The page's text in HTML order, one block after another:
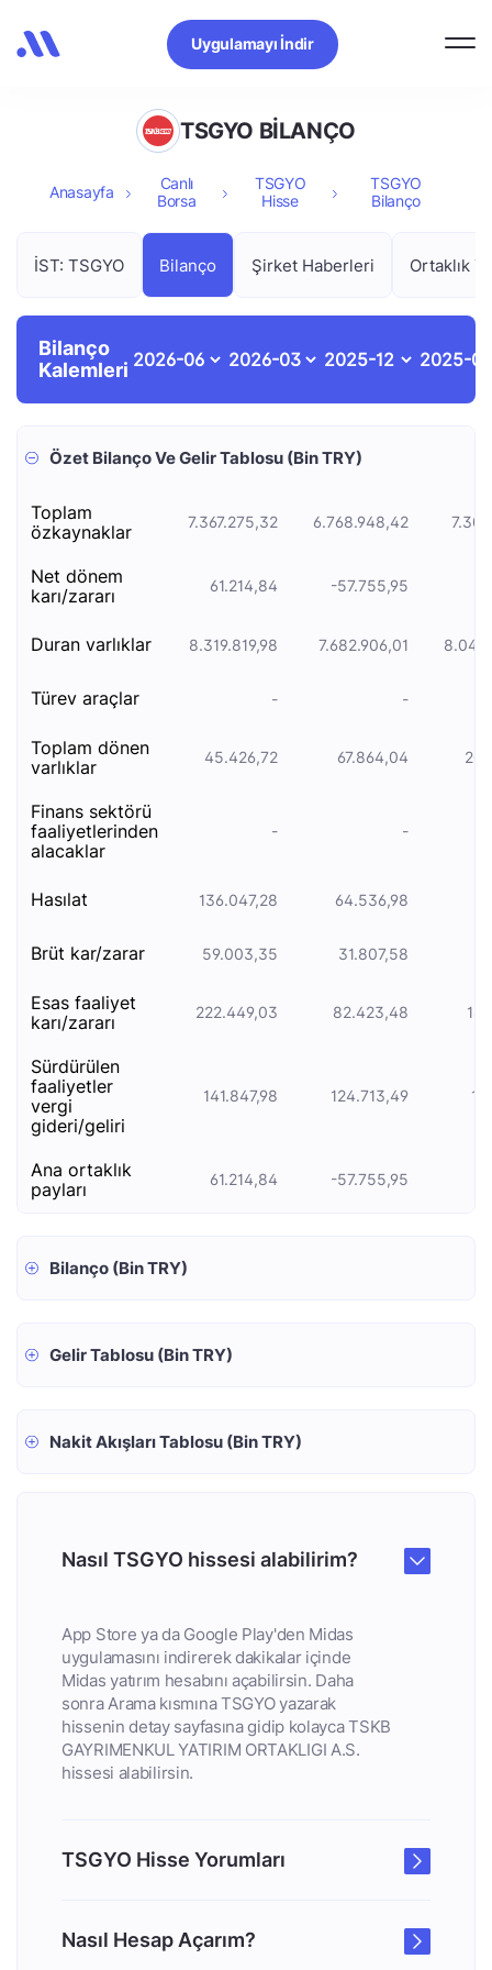
Uygulamayı İndir
TSGYO BİLANÇO
Anasayfa
Canlı
Borsa
TSGYO
Hisse
TSGYO
Bilanço
İST: TSGYO Bilanço Şirket Haberleri Ortaklık
Bilanço
Kalemleri
Özet Bilanço Ve Gelir Tablosu (Bin TRY)
toplam
özkaynaklar
7.367.275,32 6.768.948,42
net dönem
karı/zararı
61.214,84 -57.755,95
duran varliklar 8.319.819,98 7.682.906,01
türev araçlar - -
toplam dönen
varlıklar
45.426,72 67.864,04
finans sektörü
faaliyetlerinden
alacaklar
- -
hasılat 136.047,28 64.536,98
brüt kar/zarar 59.003,35 31.807,58
esas faali̇yet
kari/zarari
222.449,03 82.423,48
sürdürülen
faaliyetler
vergi
gideri/geliri
141.847,98 124.713,49
ana ortaklık
payları
61.214,84 -57.755,95
Bilanço (Bin TRY)
Gelir Tablosu (Bin TRY)
Nakit Akışları Tablosu (Bin TRY)
Nasıl TSGYO hissesi alabilirim?
App Store ya da Google Play'den Midas
uygulamasını indirerek dakikalar içinde
Midas yatırım hesabını açabilirsin. Daha
sonra Arama kısmına TSGYO yazarak
hissenin detay sayfasına gidip kolayca TSKB
GAYRIMENKUL YATIRIM ORTAKLIGI A.S.
hissesi alabilirsin.
TSGYO Hisse Yorumları
Nasıl Hesap Açarım?